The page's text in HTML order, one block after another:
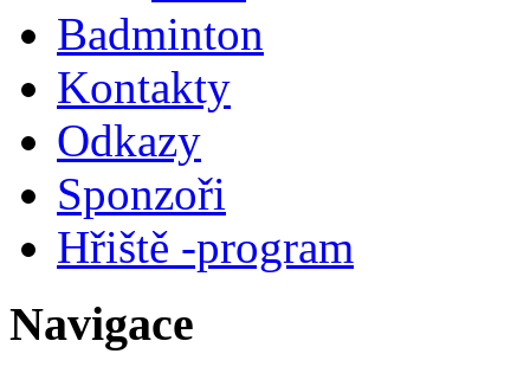
Badminton
Kontakty
Odkazy
Sponzoři
Hřiště -program
Navigace